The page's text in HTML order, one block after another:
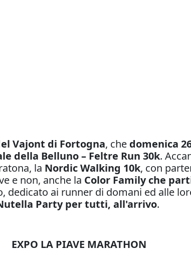
Vajont di Fortogna, che domenica
della Belluno – Feltre Run 30k.
la Nordic Walking 10k, con
e non, anche la Color Family che
dedicato ai runner di domani ed alle
Party per tutti, all'arrivo.
EXPO LA PIAVE MARATHON